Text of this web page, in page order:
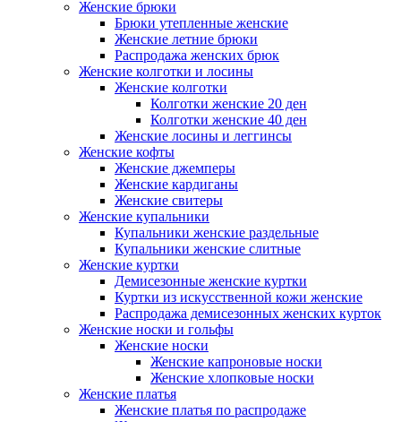
Женские брюки
Брюки утепленные женские
Женские летние брюки
Распродажа женских брюк
Женские колготки и лосины
Женские колготки
Колготки женские 20 ден
Колготки женские 40 ден
Женские лосины и леггинсы
Женские кофты
Женские джемперы
Женские кардиганы
Женские свитеры
Женские купальники
Купальники женские раздельные
Купальники женские слитные
Женские куртки
Демисезонные женские куртки
Куртки из искусственной кожи женские
Распродажа демисезонных женских курток
Женские носки и гольфы
Женские носки
Женские капроновые носки
Женские хлопковые носки
Женские платья
Женские платья по распродаже